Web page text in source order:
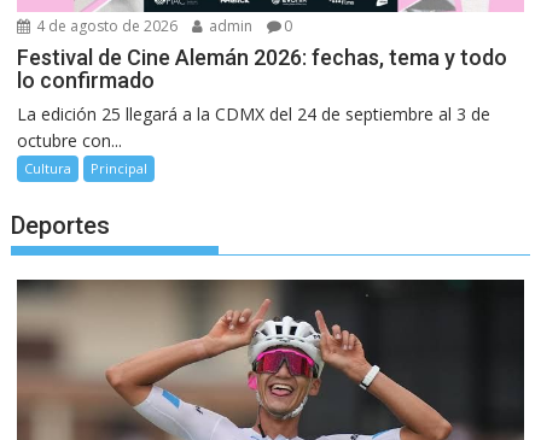
4 de agosto de 2026 admin 0
Festival de Cine Alemán 2026: fechas, tema y todo
lo confirmado
La edición 25 llegará a la CDMX del 24 de septiembre al 3 de
octubre con...
Cultura Principal
Deportes